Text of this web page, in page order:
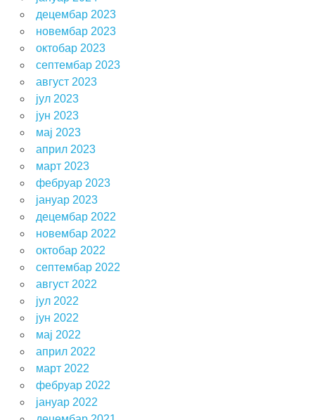
децембар 2023
новембар 2023
октобар 2023
септембар 2023
август 2023
јул 2023
јун 2023
мај 2023
април 2023
март 2023
фебруар 2023
јануар 2023
децембар 2022
новембар 2022
октобар 2022
септембар 2022
август 2022
јул 2022
јун 2022
мај 2022
април 2022
март 2022
фебруар 2022
јануар 2022